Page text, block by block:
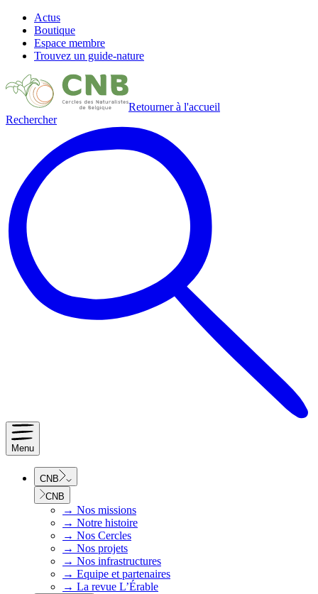
Actus
Boutique
Espace membre
Trouvez un guide-nature
Retourner à l'accueil
Rechercher
Menu
CNB
CNB
→ Nos missions
→ Notre histoire
→ Nos Cercles
→ Nos projets
→ Nos infrastructures
→ Equipe et partenaires
→ La revue L’Érable